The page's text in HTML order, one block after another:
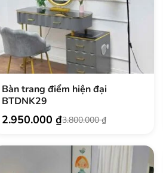
Bàn trang điểm hiện đại
BTDNK29
3.800.000₫
Giá
3.800.000 ₫.
2.950.000 ₫
Giá
là: